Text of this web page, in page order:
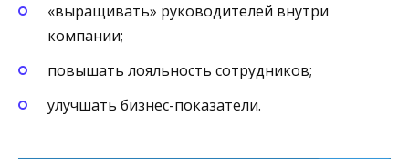
«выращивать» руководителей внутри
компании;
повышать лояльность сотрудников;
улучшать бизнес-показатели.